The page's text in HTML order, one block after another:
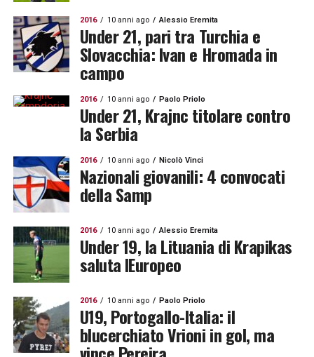
2016 10 anni ago Alessio Eremita
Under 21, pari tra Turchia e
Slovacchia: Ivan e Hromada in
campo
2016 10 anni ago Paolo Priolo
Under 21, Krajnc titolare contro
la Serbia
2016 10 anni ago Nicolò Vinci
Nazionali giovanili: 4 convocati
della Samp
2016 10 anni ago Alessio Eremita
Under 19, la Lituania di Krapikas
saluta lEuropeo
2016 10 anni ago Paolo Priolo
U19, Portogallo-Italia: il
blucerchiato Vrioni in gol, ma